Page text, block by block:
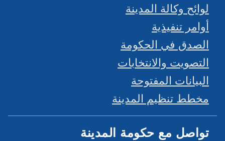
لوائح وكالة المدينة
أوامر تنفيذية
الصدق في الحكومة
التصويت والانتخابات
البيانات المفتوحة
مخطط تنظيم المدينة
تواصل مع حكومة المدينة